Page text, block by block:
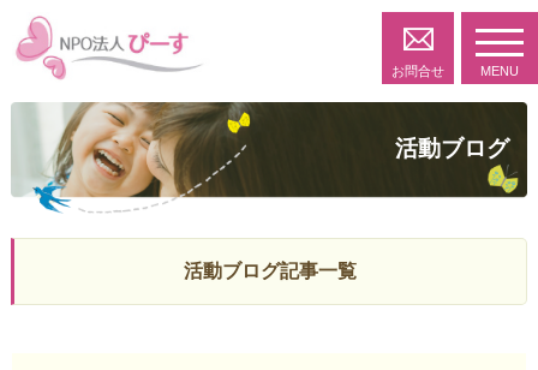
お問合せ MENU
活動ブログ
活動ブログ記事一覧